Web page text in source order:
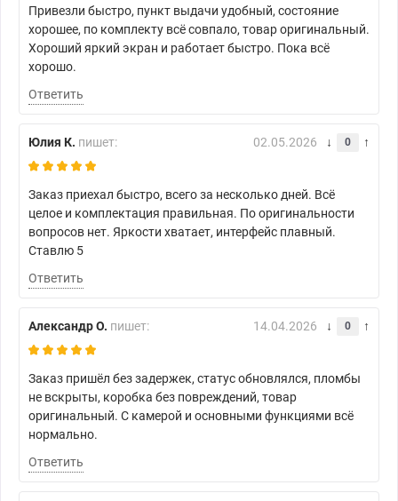
Привезли быстро, пункт выдачи удобный, состояние
хорошее, по комплекту всё совпало, товар оригинальный.
Хороший яркий экран и работает быстро. Пока всё
хорошо.
Ответить
Юлия К. пишет: 02.05.2026 0
Заказ приехал быстро, всего за несколько дней. Всё
целое и комплектация правильная. По оригинальности
вопросов нет. Яркости хватает, интерфейс плавный.
Ставлю 5
Ответить
Александр О. пишет: 14.04.2026 0
Заказ пришёл без задержек, статус обновлялся, пломбы
не вскрыты, коробка без повреждений, товар
оригинальный. С камерой и основными функциями всё
нормально.
Ответить